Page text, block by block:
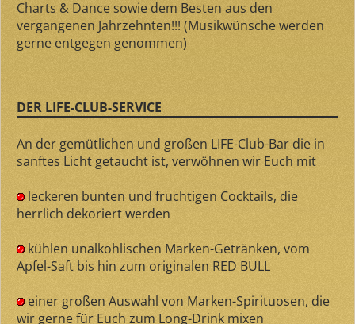
Charts & Dance sowie dem Besten aus den
vergangenen Jahrzehnten!!! (Musikwünsche werden
gerne entgegen genommen)
DER LIFE-CLUB-SERVICE
An der gemütlichen und großen LIFE-Club-Bar die in
sanftes Licht getaucht ist, verwöhnen wir Euch mit
leckeren bunten und fruchtigen Cocktails, die
herrlich dekoriert werden
kühlen unalkohlischen Marken-Getränken, vom
Apfel-Saft bis hin zum originalen RED BULL
einer großen Auswahl von Marken-Spirituosen, die
wir gerne für Euch zum Long-Drink mixen